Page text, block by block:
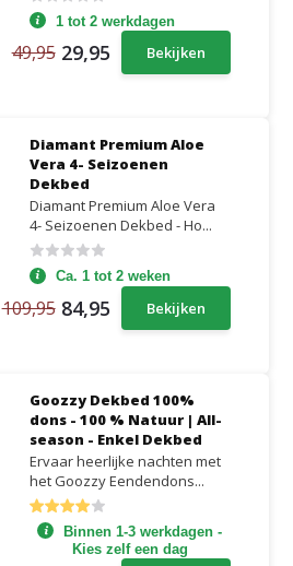
1 tot 2 werkdagen
49,95 29,95 Bekijken
Diamant Premium Aloe
Vera 4- Seizoenen
Dekbed
Diamant Premium Aloe Vera
4- Seizoenen Dekbed - Ho...
Ca. 1 tot 2 weken
109,95 84,95 Bekijken
Goozzy Dekbed 100%
dons - 100 % Natuur | All-
season - Enkel Dekbed
Ervaar heerlijke nachten met
het Goozzy Eendendons...
Binnen 1-3 werkdagen -
Kies zelf een dag